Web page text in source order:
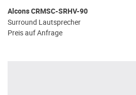
Alcons CRMSC-SRHV-90
Surround Lautsprecher
Preis auf Anfrage